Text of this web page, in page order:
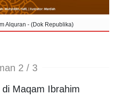
Alquran - (Dok Republika)
2 / 3
Maqam Ibrahim